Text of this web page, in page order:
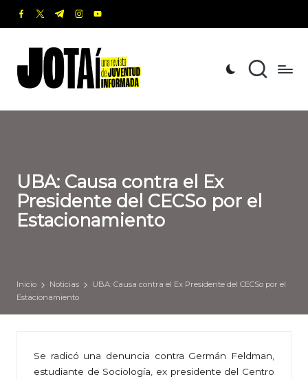
Saltar
contenido
facebook.com
twitter.com
t.me instagram.com
youtube.com
o
t
revista
de
Informada
UBA: Causa contra el Ex
Presidente del CECSo por el
Estacionamiento
Inicio Noticias
UBA: Causa contra el Ex Presidente del CECSo por el
Estacionamiento
Se radicó una denuncia contra Germán Feldman,
estudiante de Sociología, ex presidente del Centro